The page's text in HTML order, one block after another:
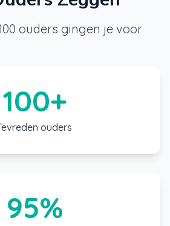
ouders gingen je voor
100+
ouders
95%